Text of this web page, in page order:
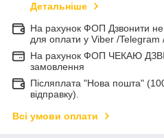
Детальніше
На рахунок ФОП Дзвонити не
для оплати у Viber /Telegram
На рахунок ФОП ЧЕКАЮ
замовлення
Післяплата "Нова пошта"
відправку).
Всі умови оплати